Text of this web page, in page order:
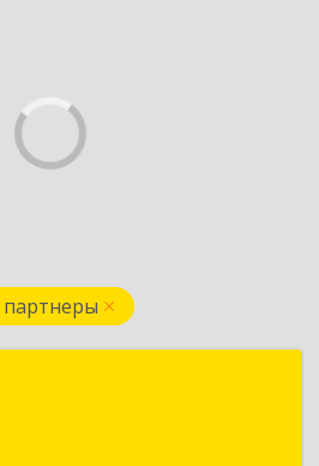
обл, Псков г, Советская ул,